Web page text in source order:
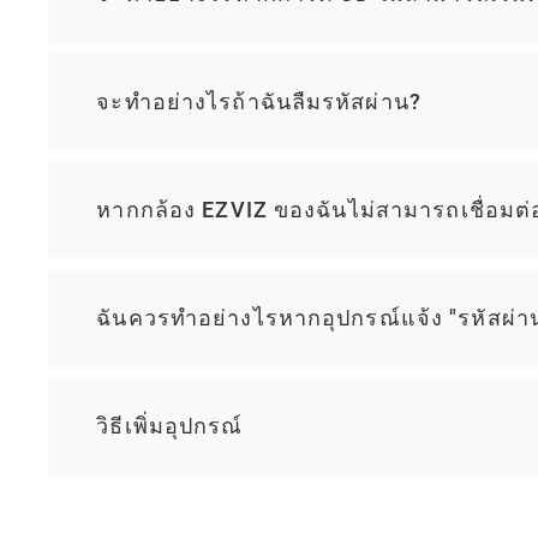
จะทำอย่างไรถ้าฉันลืมรหัสผ่าน?
หากกล้อง EZVIZ ของฉันไม่สามารถเชื่อม
ฉันควรทำอย่างไรหากอุปกรณ์แจ้ง "รหัสผ่
วิธีเพิ่มอุปกรณ์